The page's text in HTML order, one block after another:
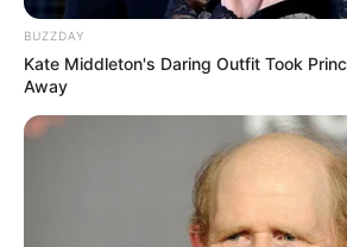
BUZZDAY
Kate Middleton's Daring Outfit Took
Away